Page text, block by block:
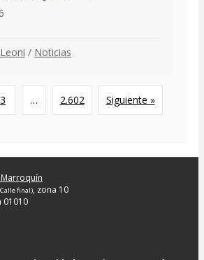
/ Noticias
3 … 2.602 Siguiente »
final), zona 10
01010